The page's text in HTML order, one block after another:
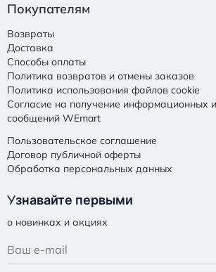
Покупателям
Возвраты
Доставка
Способы оплаты
Политика возвратов и отмены заказов
Политика использования файлов cookie
Согласие на получение информационных
сообщений WEmart
Пользовательское соглашение
Договор публичной оферты
Обработка персональных данных
Узнавайте первыми
о новинках и акциях